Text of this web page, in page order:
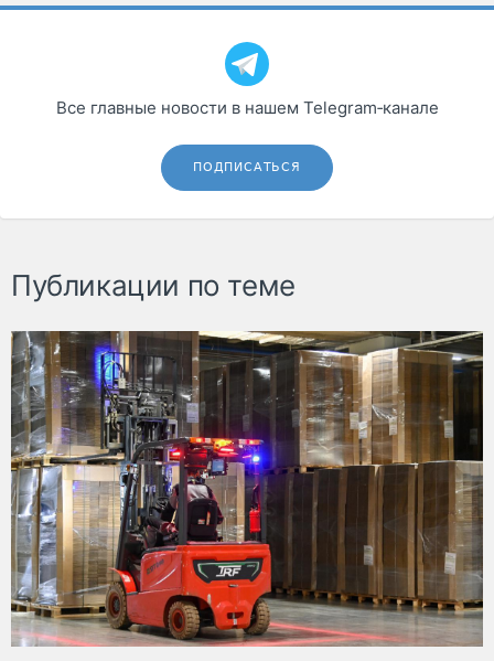
Все главные новости в нашем Telegram‑канале
ПОДПИСАТЬСЯ
Публикации по теме